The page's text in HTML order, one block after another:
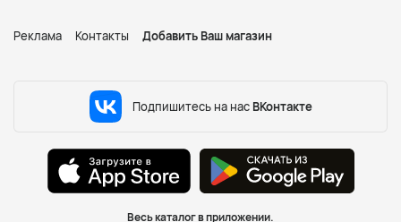
Реклама Контакты Добавить Ваш магазин
Подпишитесь на нас ВКонтакте
Весь каталог в приложении.